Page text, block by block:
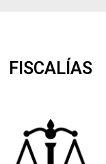
FISCALÍAS